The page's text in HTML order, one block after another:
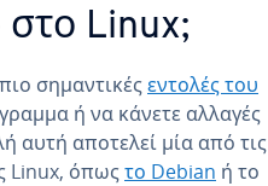
στο Linux;
σημαντικέςεντολές του
ή να κάνετε αλλαγές
αυτή αποτελεί μία από τις
Linux, όπωςτο Debian ή το